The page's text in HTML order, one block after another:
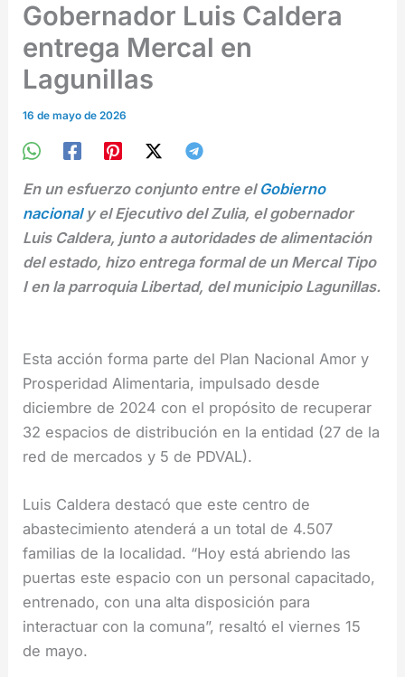
Gobernador Luis Caldera
entrega Mercal en
Lagunillas
16 de mayo de 2026
En un esfuerzo conjunto entre el Gobierno
nacionaly el Ejecutivo del Zulia, el gobernador
Luis Caldera, junto a autoridades de alimentación
del estado, hizo entrega formal de un Mercal Tipo
I en la parroquia Libertad, del municipio Lagunillas.
Esta acción forma parte del Plan Nacional Amor y
Prosperidad Alimentaria, impulsado desde
diciembre de 2024 con el propósito de recuperar
32 espacios de distribución en la entidad (27 de la
red de mercados y 5 de PDVAL).
Luis Caldera destacó que este centro de
abastecimiento atenderá a un total de 4.507
familias de la localidad. “Hoy está abriendo las
puertas este espacio con un personal capacitado,
entrenado, con una alta disposición para
interactuar con la comuna”, resaltó el viernes 15
de mayo.